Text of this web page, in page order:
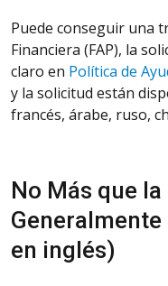
Puede conseguir una
Financiera (FAP), la
claro en Política de
y la solicitud están
francés, árabe, ruso,
No Más que
Generalmente
en inglés)